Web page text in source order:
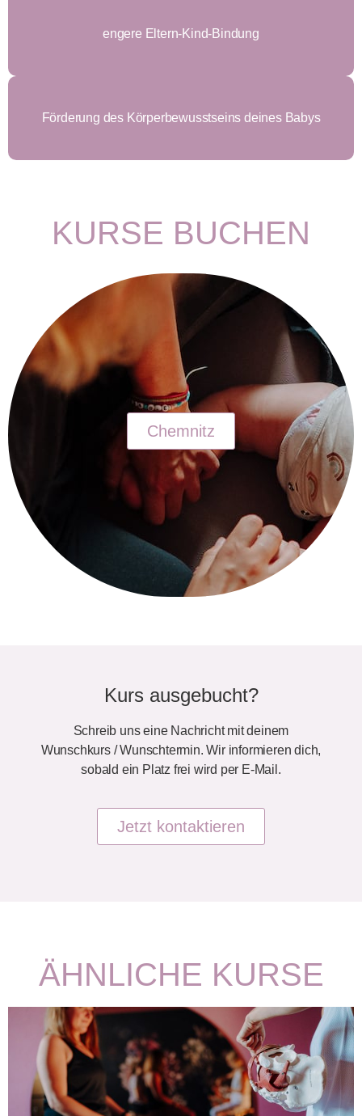
engere Eltern-Kind-Bindung
Förderung des Körperbewusstseins deines Babys
KURSE BUCHEN
Chemnitz
Kurs ausgebucht?
Schreib uns eine Nachricht mit deinem
Wunschkurs / Wunschtermin. Wir informieren dich,
sobald ein Platz frei wird per E-Mail.
Jetzt kontaktieren
ÄHNLICHE KURSE